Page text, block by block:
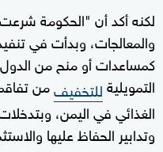
لكنه أكد أن "الحكومة شرعت
والمعالجات، وبدأت في
كمساعدات أو منح من
التمويليةللتخفيفمن
الغذائي في اليمن،
وتدابير الحفاظ عليها